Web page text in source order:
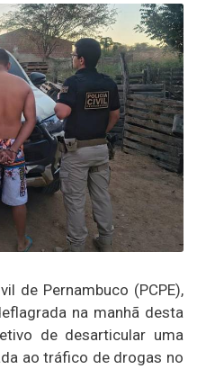
de Pernambuco (PCPE),
na manhã desta
de desarticular uma
ao tráfico de drogas no